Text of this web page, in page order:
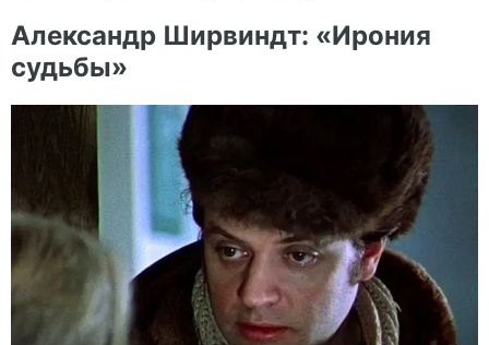
Александр Ширвиндт: «Ирония
судьбы»